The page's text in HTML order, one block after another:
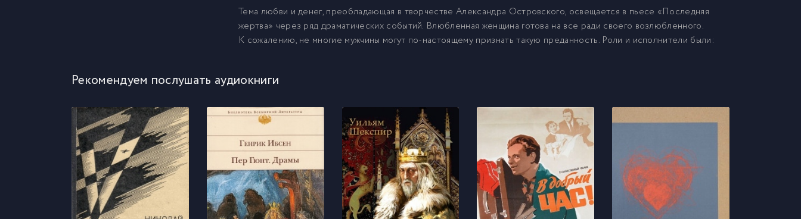
Тема любви и денег, преобладающая в творчестве Александра Островского, освещается в пьесе «Последняя
жертва» через ряд драматических событий. Влюбленная женщина готова на все ради своего возлюбленного.
К сожалению, не многие мужчины могут по-настоящему признать такую преданность. Роли и исполнители были:
Рекомендуем послушать аудиокниги